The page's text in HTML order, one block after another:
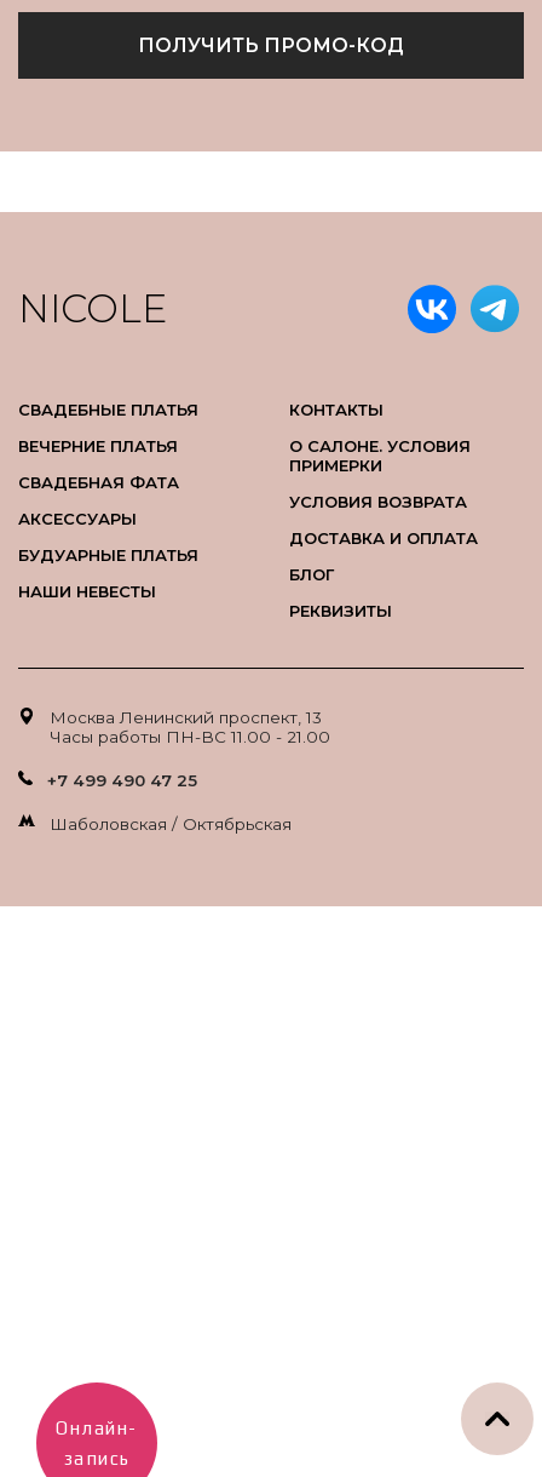
ПОЛУЧИТЬ ПРОМО-КОД
NICOLE
СВАДЕБНЫЕ ПЛАТЬЯ
ВЕЧЕРНИЕ ПЛАТЬЯ
СВАДЕБНАЯ ФАТА
АКСЕССУАРЫ
БУДУАРНЫЕ ПЛАТЬЯ
НАШИ НЕВЕСТЫ
КОНТАКТЫ
О САЛОНЕ. УСЛОВИЯ
ПРИМЕРКИ
УСЛОВИЯ ВОЗВРАТА
ДОСТАВКА И ОПЛАТА
БЛОГ
РЕКВИЗИТЫ
Москва Ленинский проспект, 13
Часы работы ПН-ВС 11.00 - 21.00
+7 499 490 47 25
Шаболовская / Октябрьская
Онлайн-
запись